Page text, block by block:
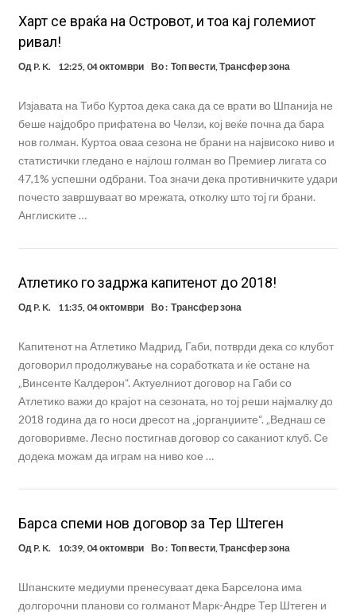
Харт се враќа на Островот, и тоа кај големиот
ривал!
Од P. K. 12:25, 04 октомври Во : Топ вести, Трансфер зона
Изјавата на Тибо Куртоа дека сака да се врати во Шпанија не
беше најдобро прифатена во Челзи, кој веќе почна да бара
нов голман. Куртоа оваа сезона не брани на највисоко ниво и
статистички гледано е најлош голман во Премиер лигата со
47,1% успешни одбрани. Тоа значи дека противничките удари
почесто завршуваат во мрежата, отколку што тој ги брани.
Англиските …
Атлетико го задржа капитенот до 2018!
Од P. K. 11:35, 04 октомври Во : Трансфер зона
Капитенот на Атлетико Мадрид, Габи, потврди дека со клубот
договорил продолжување на соработката и ќе остане на
„Винсенте Калдерон“. Актуелниот договор на Габи со
Атлетико важи до крајот на сезоната, но тој реши најмалку до
2018 година да го носи дресот на „јорганџиите“. „Веднаш се
договоривме. Лесно постигнав договор со саканиот клуб. Се
додека можам да играм на ниво кое …
Барса спеми нов договор за Тер Штеген
Од P. K. 10:39, 04 октомври Во : Топ вести, Трансфер зона
Шпанските медиуми пренесуваат дека Барселона има
долгорочни планови со голманот Марк-Андре Тер Штеген и